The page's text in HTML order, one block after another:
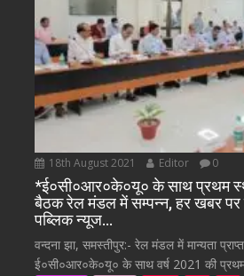
18th August 2021 Editor 0
*ई०सी०आर०के०यू० के साथ प्रथम
बैठक रेल मंडल में सम्पन्न, हर खबर पर
पब्लिक न्यूज…
वन्दना झा, समस्तीपुर:- रेल मंडल में मान्यता
ई०सी०आर०के०यू० के साथ वर्ष 2021 की